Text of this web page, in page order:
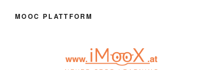
MOOC PLATTFORM